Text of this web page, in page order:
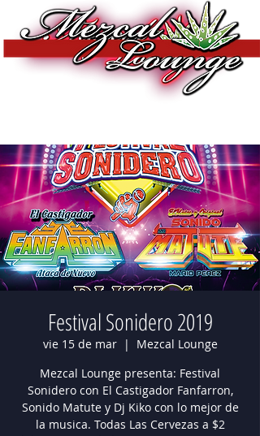
Festival Sonidero 2019
vie 15 de mar
  |
Mezcal Lounge
Mezcal Lounge presenta: Festival
Sonidero con El Castigador Fanfarron,
Sonido Matute y Dj Kiko con lo mejor de
la musica. Todas Las Cervezas a $2